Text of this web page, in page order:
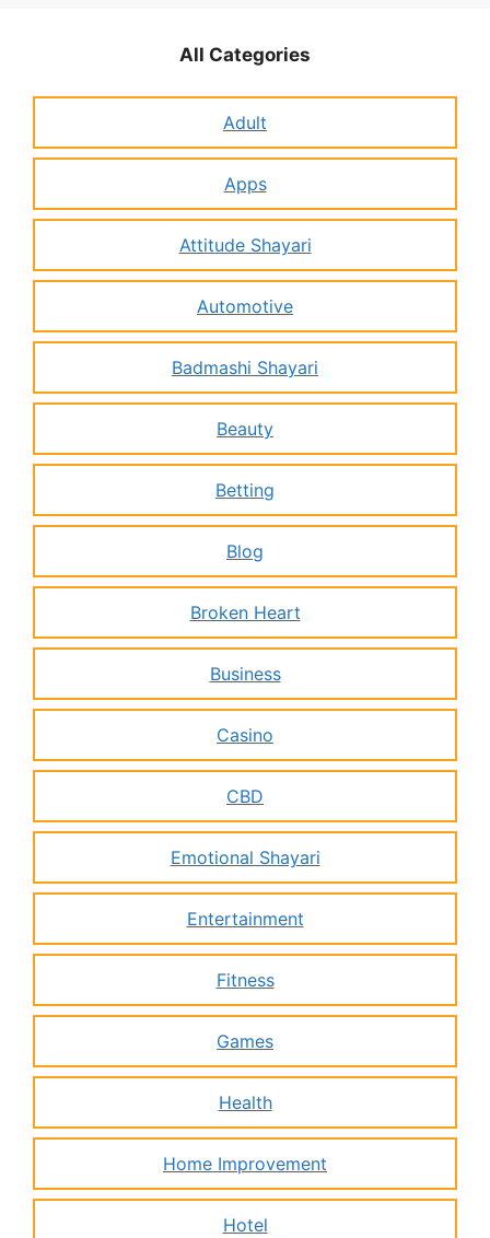
All Categories
Adult
Apps
Attitude Shayari
Automotive
Badmashi Shayari
Beauty
Betting
Blog
Broken Heart
Business
Casino
CBD
Emotional Shayari
Entertainment
Fitness
Games
Health
Home Improvement
Hotel